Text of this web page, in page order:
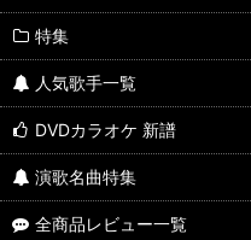
特集
人気歌手一覧
DVDカラオケ 新譜
演歌名曲特集
全商品レビュー一覧